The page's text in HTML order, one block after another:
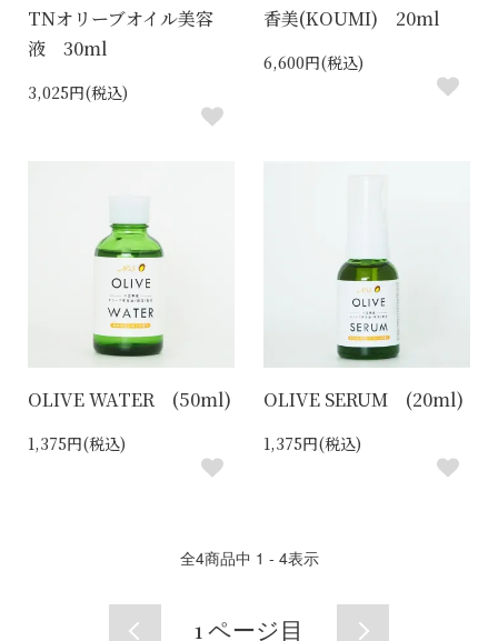
TNオリーブオイル美容
液 30ml
3,025円(税込)
香美(KOUMI) 20ml
6,600円(税込)
OLIVE WATER (50ml)
1,375円(税込)
OLIVE SERUM (20ml)
1,375円(税込)
全4商品中 1 - 4表示
1 ページ目